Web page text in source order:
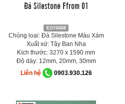
Đá Silestone Ffrom 01
EGY8408
Chủng loại: Đá Silestone Màu Xám
Xuất xứ: Tây Ban Nha
Kích thước: 3270 x 1590 mm
Độ dày: 12mm, 20mm, 30mm
Liên hệ
0903.930.126